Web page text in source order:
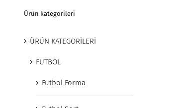
Ürün kategorileri
ÜRÜN KATEGORİLERİ
FUTBOL
Futbol Forma